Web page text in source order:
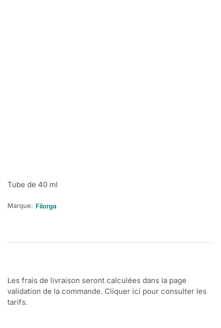
Tube de 40 ml
Marque: Filorga
Les frais de livraison seront calculées dans la page
validation de la commande. Cliquer ici pour consulter les
tarifs.